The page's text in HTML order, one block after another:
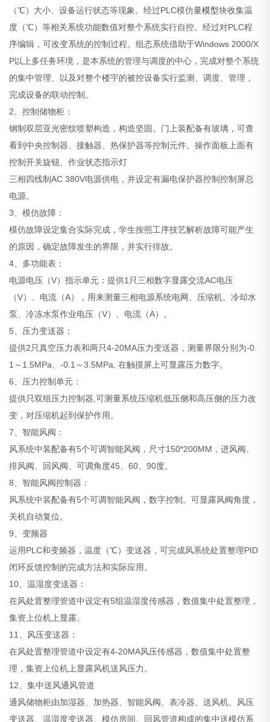
（℃）大小、设备运行状态等现象。经过PLC模仿量模型块收集温
度（℃）等相关系统功能数值对整个系统实行自控。经过对PLC程
序编辑，可改变系统的控制过程。组态系统借助于Windows 2000/X
P以上多任务环境，是本系统的管理与调度的中心，完成对整个系统
的集中管理、以及对整个楼宇的被控设备实行监测、调度、管理，
完成设备的联动控制。
2、控制储物柜：
钢制双层亚光密纹喷塑构造，构造坚固。门上装配备有玻璃，可查
看到中央控制器、接触器、热保护器等控制元件。操作面板上面有
控制开关旋钮、作业状态指示灯
三相四线制AC 380V电源供电，并设定有漏电保护器控制控制屏总
电源。
3、模仿故障：
模仿故障设定集合实际完成，学生按照工序技艺解析故障可能产生
的原因，确定故障发生的界限，并实行排故。
4、多功能表：
电源电压（V）指示单元：提供1只三相数字显露交流AC电压
（V）、电流（A），用来测量三相电源系统电网、压缩机、冷却水
泵、冷冻水泵作业电压（V）、电流（A）。
5、压力变送器：
提供2只真空压力表和两只4-20MA压力变送器，测量界限分别为-0.
1～1.5MPa、-0.1～3.5MPa, 在触摸屏上可显露压力数字。
6、压力控制单元：
提供只双组压力控制器,可测量系统压缩机低压侧和高压侧的压力改
变，对压缩机起到保护作用。
7、智能风阀：
风系统中装配备有5个可调智能风阀，尺寸150*200MM，进风阀、
排风阀、回风阀、可调角度45、60、90度。
8、智能风阀控制器：
风系统中装配备有5个可调智能风阀，数字控制。可显露风阀角度，
关机自动复位。
9、变频器
运用PLC和变频器，温度（℃）变送器，可完成风系统处置整理PID
闭环反馈控制的完成方法和实际应用。
10、温湿度变送器：
在风处置整理管道中设定有5组温湿度传感器，数值集中处置整理，
集资上位机上显露。
11、风压变送器：
在风处置整理管道中设定有4-20MA风压传感器，数值集中处置整
理，集资上位机上显露风机送风压力。
12、集中送风通风管道
通风储物柜由加湿器、加热器、智能风阀、表冷器、送风机、风压
变送器、温湿度变送器、模仿房间、回风管道构成的集中送模仿系